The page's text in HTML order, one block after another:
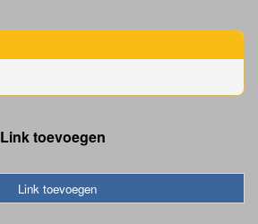
Link toevoegen
Link toevoegen